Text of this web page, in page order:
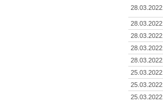
28.03.2022.
28.03.2022.
28.03.2022.
28.03.2022.
28.03.2022.
25.03.2022.
25.03.2022.
25.03.2022.